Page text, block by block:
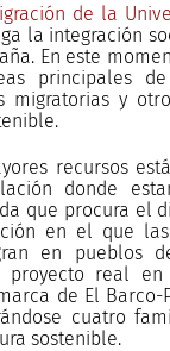
de la
la integración
En este
principales de
migratorias y
recursos
donde
que procura el
en el que
en pueblos
proyecto real
de El Barco-
cuatro
sostenible.